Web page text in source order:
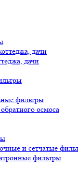
дачи
фильтры
осмоса
и сетчатые
фильтры